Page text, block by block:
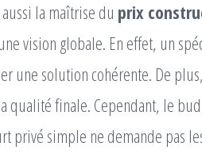
la maîtrise du prix
vision globale. En effet, un
une solution cohérente. De
qualité finale. Cependant, le
privé simple ne demande pas